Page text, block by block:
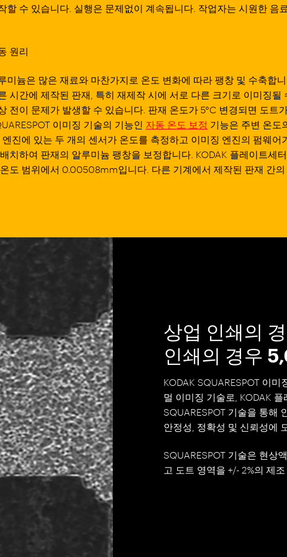
할 수 있습니다. 실행은 문제없이 계속됩니다. 작업자는 시원한 음
원리
미늄은 많은 재료와 마찬가지로 온도 변화에 따라 팽창 및 수축합
시간에 제작된 판재, 특히 재제작 시에 서로 다른 크기로 이미징될
전이 문제가 발생할 수 있습니다. 판재 온도가 5°C 변경되면 도트
이미징 기술의 기능인 자동 온도 보정 기능은 주변 온도
엔진에 있는 두 개의 센서가 온도를 측정하고 이미징 엔진의 펌웨
치하여 판재의 알루미늄 팽창을 보정합니다. KODAK 플레이트세
도 범위에서 0.00508mm입니다. 다른 기계에서 제작된 판재 간
상업 인쇄의
인쇄의 경우
KODAK SQUARESPOT 이
멀 이미징 기술로, KODAK
SQUARESPOT 기술을 통해
안정성, 정확성 및 신뢰성에
SQUARESPOT 기술은 현상
고 도트 영역을 +/- 2%의 제